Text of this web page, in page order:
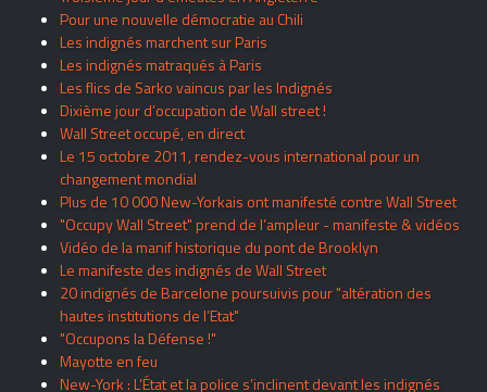
Pour une nouvelle démocratie au Chili
Les indignés marchent sur Paris
Les indignés matraqués à Paris
Les flics de Sarko vaincus par les Indignés
Dixième jour d’occupation de Wall street !
Wall Street occupé, en direct
Le 15 octobre 2011, rendez-vous international pour un
changement mondial
Plus de 10 000 New-Yorkais ont manifesté contre Wall Street
"Occupy Wall Street" prend de l’ampleur - manifeste & vidéos
Vidéo de la manif historique du pont de Brooklyn
Le manifeste des indignés de Wall Street
20 indignés de Barcelone poursuivis pour "altération des
hautes institutions de l’Etat"
"Occupons la Défense !"
Mayotte en feu
New-York : L’État et la police s’inclinent devant les indignés